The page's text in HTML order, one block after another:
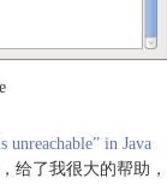
unreachable” in Java
给了我很大的帮助，